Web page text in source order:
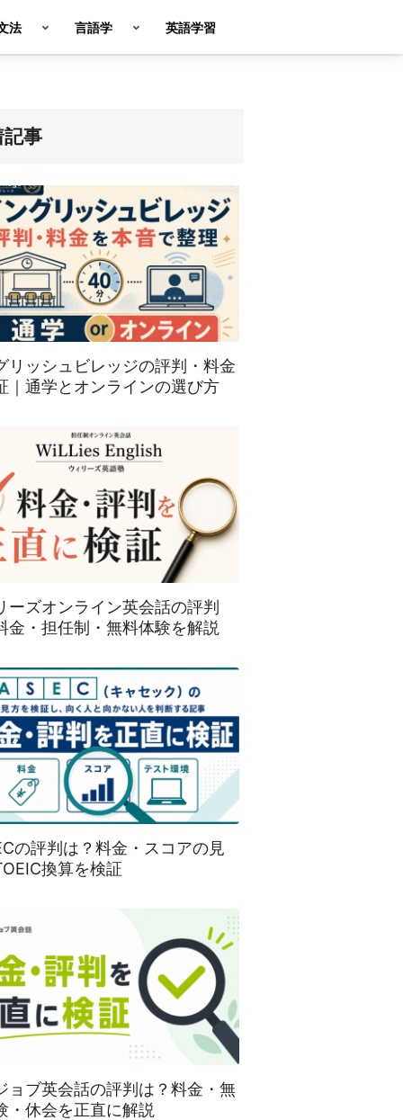
法 言語学 英語学習
事
リッシュビレッジの評判・料金
｜通学とオンラインの選び方
ーズオンライン英会話の評判
金・担任制・無料体験を解説
の評判は？料金・スコアの見
換算を検証
ョブ英会話の評判は？料金・無
・休会を正直に解説